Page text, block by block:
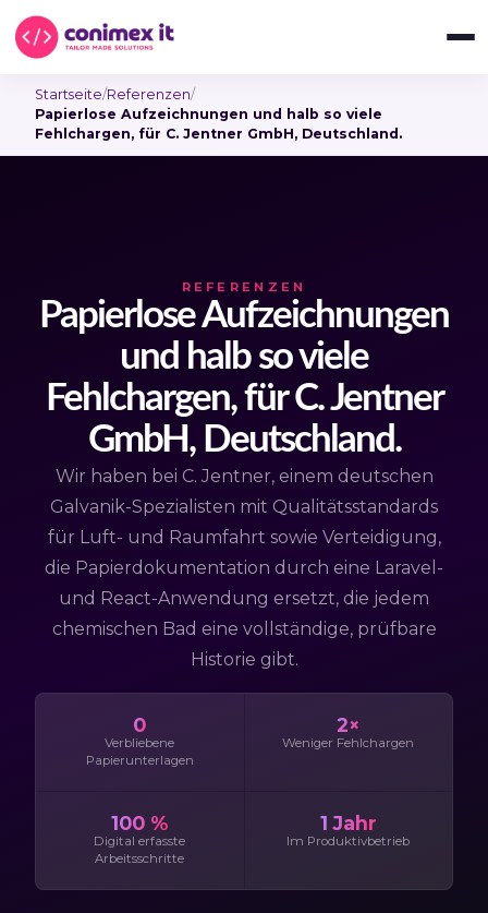
Startseite/Referenzen/
Papierlose Aufzeichnungen und halb so viele
Fehlchargen, für C. Jentner GmbH, Deutschland.
REFERENZEN
Papierlose Aufzeichnungen
und halb so viele
Fehlchargen, für C. Jentner
GmbH, Deutschland.
Wir haben bei C. Jentner, einem deutschen
Galvanik-Spezialisten mit Qualitätsstandards
für Luft- und Raumfahrt sowie Verteidigung,
die Papierdokumentation durch eine Laravel-
und React-Anwendung ersetzt, die jedem
chemischen Bad eine vollständige, prüfbare
Historie gibt.
0
Verbliebene
Papierunterlagen
2×
Weniger Fehlchargen
100 %
Digital erfasste
Arbeitsschritte
1 Jahr
Im Produktivbetrieb